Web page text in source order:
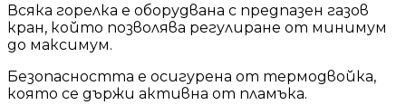
Всяка горелка е оборудвана с предпазен газов
кран, който позволява регулиране от минимум
до максимум.
Безопасността е осигурена от термодвойка,
която се държи активна от пламъка.